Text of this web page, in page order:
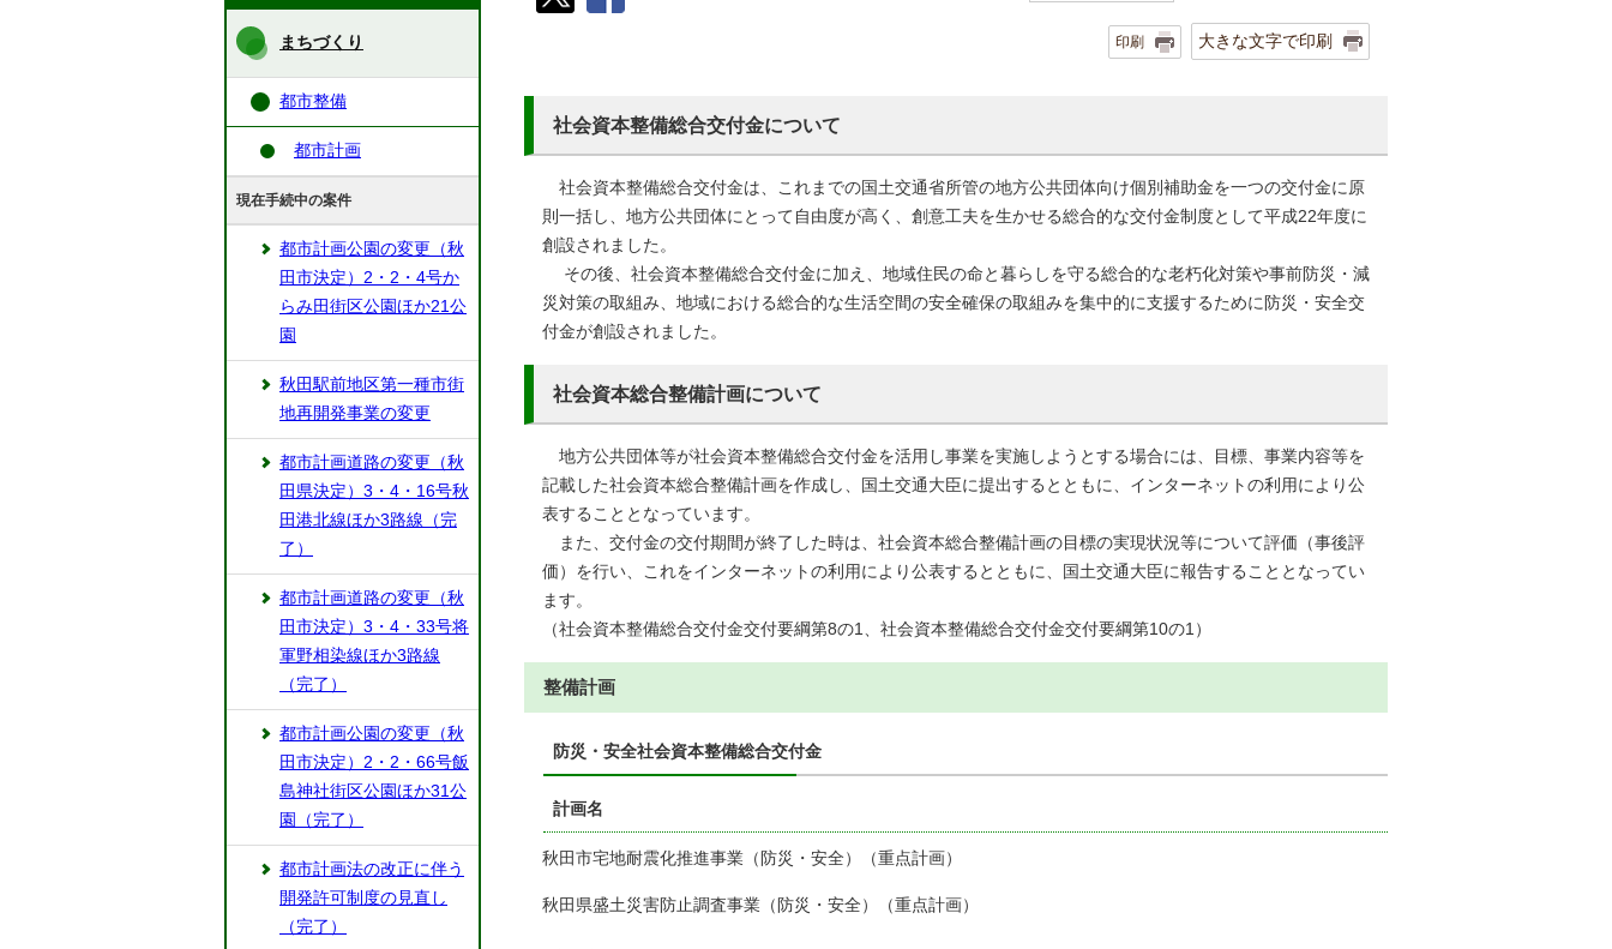
印刷 大きな文字で印刷
社会資本整備総合交付金について
社会資本整備総合交付金は、これまでの国土交通省所管の地方公共団体向け個別補助金を一つの交付金に原
則一括し、地方公共団体にとって自由度が高く、創意工夫を生かせる総合的な交付金制度として平成22年度に
創設されました。
その後、社会資本整備総合交付金に加え、地域住民の命と暮らしを守る総合的な老朽化対策や事前防災・減
災対策の取組み、地域における総合的な生活空間の安全確保の取組みを集中的に支援するために防災・安全交
付金が創設されました。
社会資本総合整備計画について
地方公共団体等が社会資本整備総合交付金を活用し事業を実施しようとする場合には、目標、事業内容等を
記載した社会資本総合整備計画を作成し、国土交通大臣に提出するとともに、インターネットの利用により公
表することとなっています。
また、交付金の交付期間が終了した時は、社会資本総合整備計画の目標の実現状況等について評価（事後評
価）を行い、これをインターネットの利用により公表するとともに、国土交通大臣に報告することとなってい
ます。
（社会資本整備総合交付金交付要綱第8の1、社会資本整備総合交付金交付要綱第10の1）
整備計画
防災・安全社会資本整備総合交付金
計画名
秋田市宅地耐震化推進事業（防災・安全）（重点計画）
秋田県盛土災害防止調査事業（防災・安全）（重点計画）
まちづくり
都市整備
都市計画
現在手続中の案件
都市計画公園の変更（秋
田市決定）2・2・4号か
らみ田街区公園ほか21公
園
秋田駅前地区第一種市街
地再開発事業の変更
都市計画道路の変更（秋
田県決定）3・4・16号秋
田港北線ほか3路線（完
了）
都市計画道路の変更（秋
田市決定）3・4・33号将
軍野相染線ほか3路線
（完了）
都市計画公園の変更（秋
田市決定）2・2・66号飯
島神社街区公園ほか31公
園（完了）
都市計画法の改正に伴う
開発許可制度の見直し
（完了）